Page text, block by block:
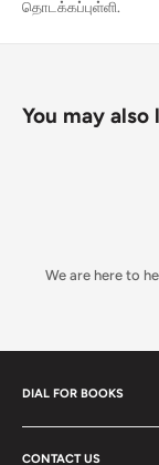
தொடக்கப்புள்ளி.
You may also
We are here to
DIAL FOR BOOKS
Lloyds Road,
CONTACT US